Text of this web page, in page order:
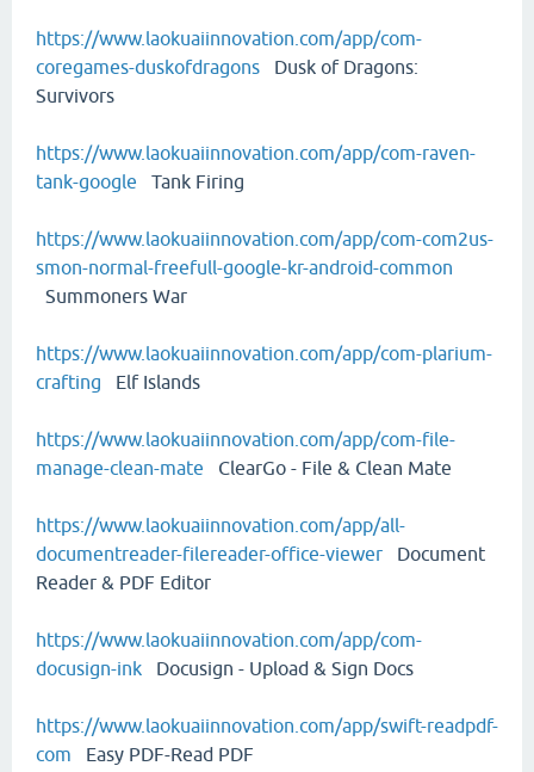
https://www.laokuaiinnovation.com/app/com-
coregames-duskofdragons Dusk of Dragons:
Survivors
https://www.laokuaiinnovation.com/app/com-raven-
tank-google Tank Firing
https://www.laokuaiinnovation.com/app/com-com2us-
smon-normal-freefull-google-kr-android-common
Summoners War
https://www.laokuaiinnovation.com/app/com-plarium-
crafting Elf Islands
https://www.laokuaiinnovation.com/app/com-file-
manage-clean-mate ClearGo - File & Clean Mate
https://www.laokuaiinnovation.com/app/all-
documentreader-filereader-office-viewer Document
Reader & PDF Editor
https://www.laokuaiinnovation.com/app/com-
docusign-ink Docusign - Upload & Sign Docs
https://www.laokuaiinnovation.com/app/swift-readpdf-
com Easy PDF-Read PDF